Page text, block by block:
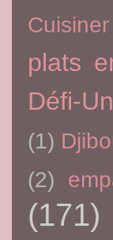
plats
Défi-
(1)
(2)
(171)